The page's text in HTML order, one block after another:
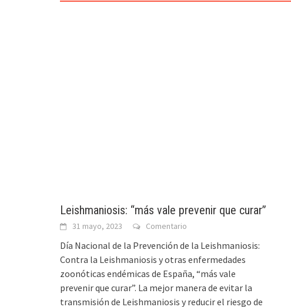
Leishmaniosis: “más vale prevenir que curar”
31 mayo, 2023 Comentario
Día Nacional de la Prevención de la Leishmaniosis:
Contra la Leishmaniosis y otras enfermedades
zoonóticas endémicas de España, “más vale
prevenir que curar”. La mejor manera de evitar la
transmisión de Leishmaniosis y reducir el riesgo de